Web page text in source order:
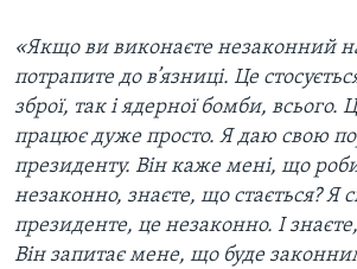
«Якщо ви виконаєте незаконний
потрапите до в’язниці. Це
зброї, так і ядерної бомби, всього.
працює дуже просто. Я даю свою
президенту. Він каже мені, що
незаконно, знаєте, що стається? Я
президенте, це незаконно. І
Він запитає мене, що буде